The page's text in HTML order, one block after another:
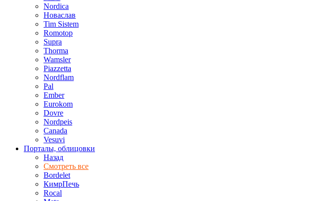
Nordica
Новаслав
Tim Sistem
Romotop
Supra
Thorma
Wamsler
Piazzetta
Nordflam
Pal
Ember
Eurokom
Dovre
Nordpeis
Canada
Vesuvi
Порталы, облицовки
Назад
Смотреть все
Bordelet
КимрПечь
Rocal